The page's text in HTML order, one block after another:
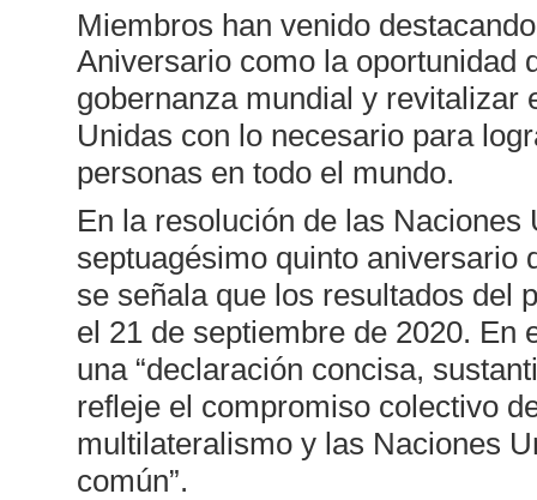
Miembros han venido
Aniversario como la oportunidad
gobernanza mundial y revitalizar
Unidas con lo necesario para
personas en todo el mundo.
En la resolución de las
septuagésimo quinto aniversario
se señala que los resultados del
el 21 de septiembre de 2020. En
una “declaración concisa,
refleje el compromiso colectivo
multilateralismo y las Naciones
común”.